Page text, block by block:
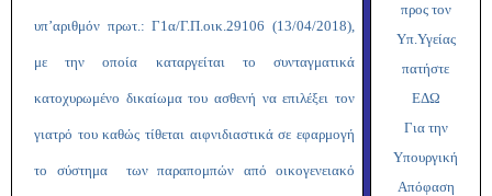
υπ’αριθμόν πρωτ.: Γ1α/Γ.Π.οικ.29106 (13/04/2018),
με την οποία καταργείται το συνταγματικά
κατοχυρωμένο δικαίωμα του ασθενή να επιλέξει τον
γιατρό του καθώς τίθεται αιφνιδιαστικά σε εφαρμογή
το σύστημα των παραπομπών από οικογενειακό
προς τον
Υπ.Υγείας
πατήστε
ΕΔΩ
Για την
Υπουργική
Απόφαση